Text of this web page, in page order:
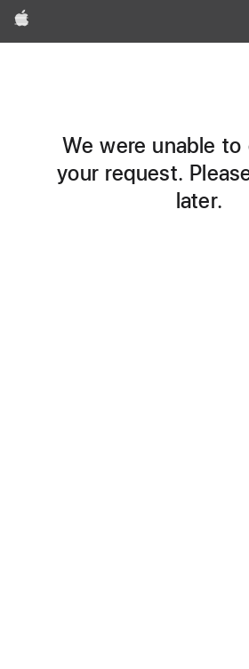
Apple
We were unable to
your request.
later.